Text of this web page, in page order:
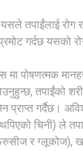
तपाईंलाई रोग र
गर्दछ यसको
मा पोषणत्मक
तपाईंको
प्राप्त गर्दैछ।
चिनी) ले
र ग्लूकोज),